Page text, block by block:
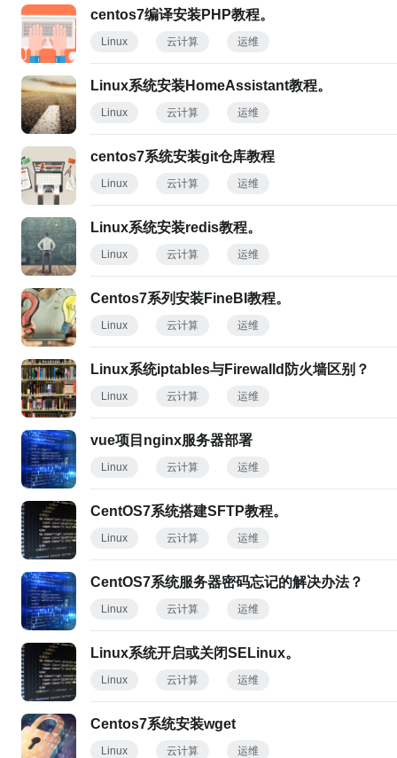
centos7编译安装PHP教程。
Linux 云计算 运维
Linux系统安装HomeAssistant教程。
Linux 云计算 运维
centos7系统安装git仓库教程
Linux 云计算 运维
Linux系统安装redis教程。
Linux 云计算 运维
Centos7系列安装FineBI教程。
Linux 云计算 运维
Linux系统iptables与Firewalld防火墙区别？
Linux 云计算 运维
vue项目nginx服务器部署
Linux 云计算 运维
CentOS7系统搭建SFTP教程。
Linux 云计算 运维
CentOS7系统服务器密码忘记的解决办法？
Linux 云计算 运维
Linux系统开启或关闭SELinux。
Linux 云计算 运维
Centos7系统安装wget
Linux 云计算 运维